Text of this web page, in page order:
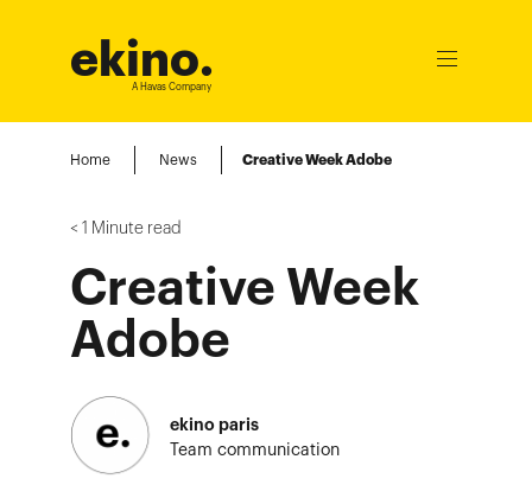
ekino.
A Havas Company
Ouvrir
Home News Creative Week Adobe
< 1 Minute read
Creative Week
Adobe
ekino paris
Team communication